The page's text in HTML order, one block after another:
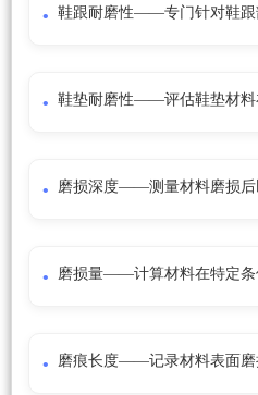
鞋跟耐磨性——专门针对鞋跟
鞋垫耐磨性——评估鞋垫材料
磨损深度——测量材料磨损后
磨损量——计算材料在特定条
磨痕长度——记录材料表面磨